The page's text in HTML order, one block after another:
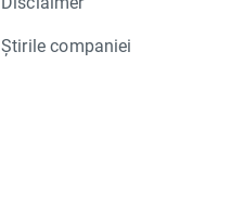
Știrile companiei